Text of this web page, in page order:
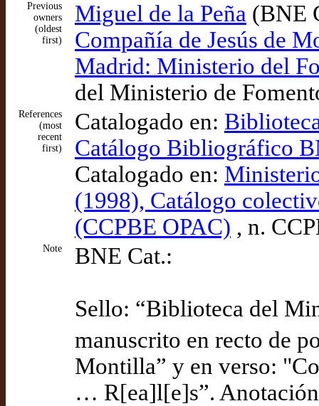
Previous
owners
(oldest
first)
Miguel de la Peña (BNE
Compañía de Jesús de
Madrid: Ministerio del
del Ministerio de
References
(most
recent
first)
Catalogado en:
Catálogo Bibliográfico
Catalogado en:
(1998), Catálogo
(CCPBE OPAC) , n.
Note BNE Cat.:
Sello: “Biblioteca del
manuscrito en recto de
Montilla” y en verso:
… R[ea]l[e]s”. Anotación